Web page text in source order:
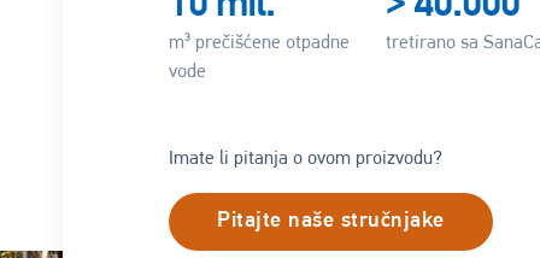
m³ prečišćene otpadne
vode
tretirano sa
Imate li pitanja o ovom proizvodu?
Pitajte naše stručnjake